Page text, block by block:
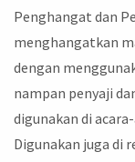
Penghangat dan
menghangatkan
dengan
nampan penyaji
digunakan di
Digunakan juga di